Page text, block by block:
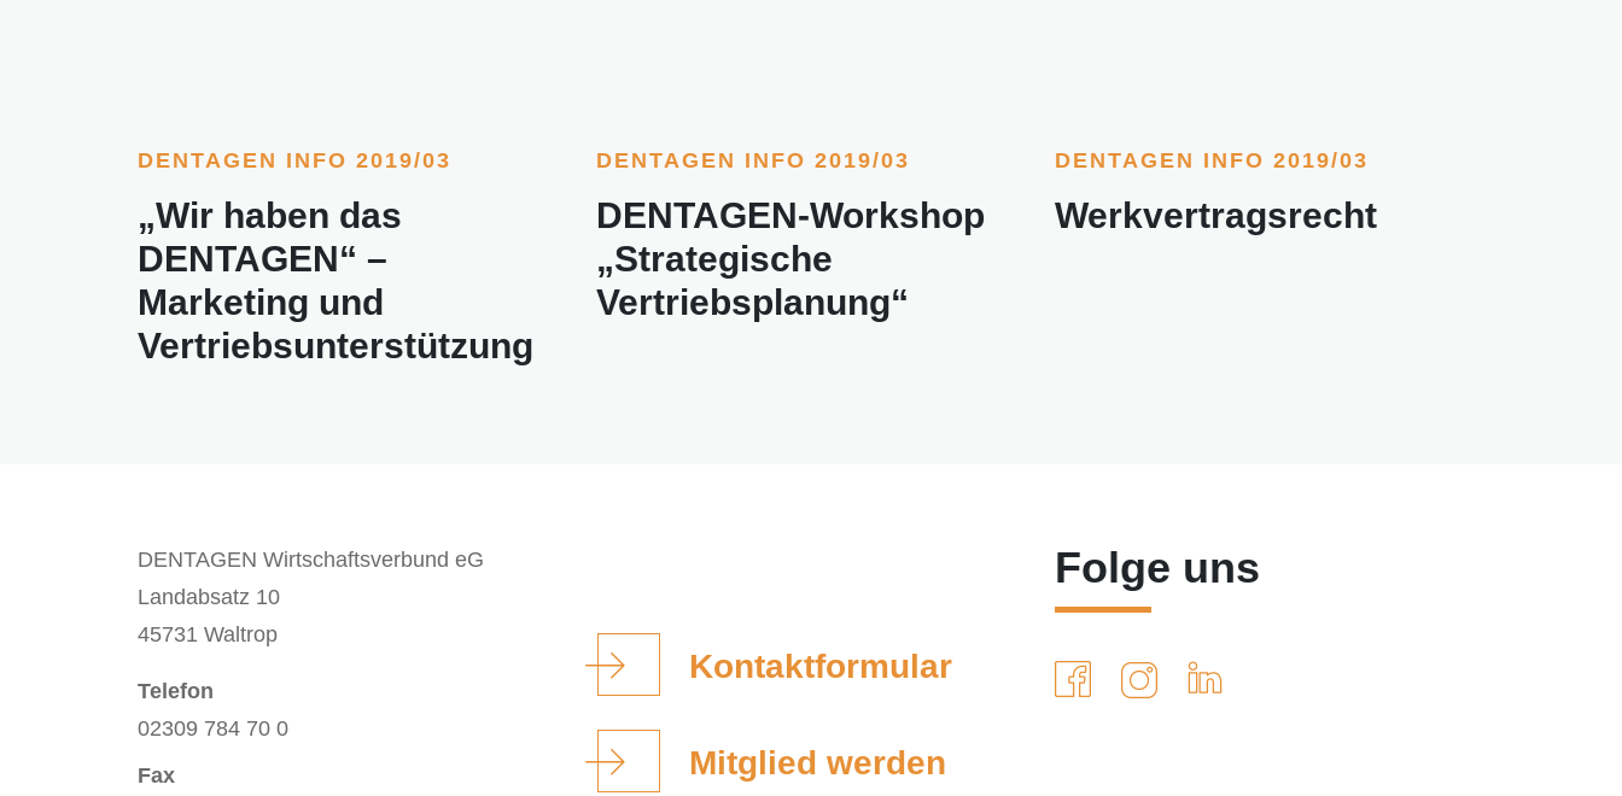
DENTAGEN INFO 2019/03
„Wir haben das
DENTAGEN“ –
Marketing und
Vertriebsunterstützung
DENTAGEN INFO 2019/03
DENTAGEN-Workshop
„Strategische
Vertriebsplanung“
DENTAGEN INFO 2019/03
Werkvertragsrecht
DENTAGEN Wirtschaftsverbund eG
Landabsatz 10
45731 Waltrop
Telefon
02309 784 70 0
Fax
Kontaktformular
Mitglied werden
Folge uns